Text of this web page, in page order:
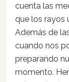
cuenta las
que los rayos
Además de
cuando nos
preparando
momento.